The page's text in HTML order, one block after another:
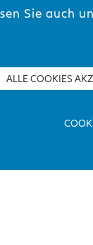
Sie auch
ALLE COOKIES